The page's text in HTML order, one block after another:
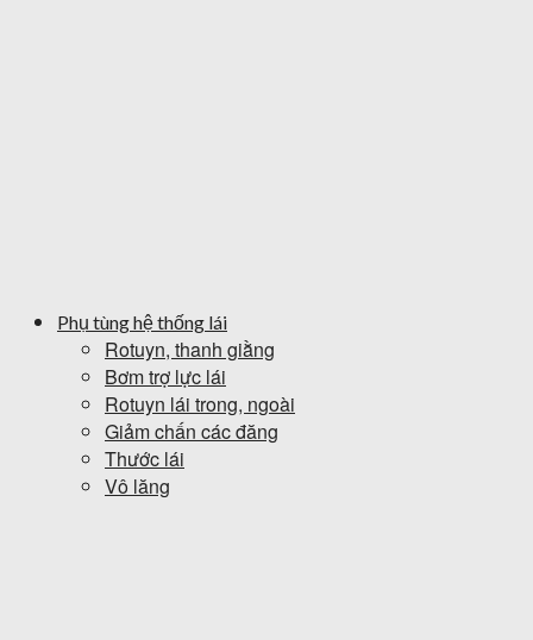
Phụ tùng hệ thống lái
Rotuyn, thanh giằng
Bơm trợ lực lái
Rotuyn lái trong, ngoài
Giảm chấn các đăng
Thước lái
Vô lăng